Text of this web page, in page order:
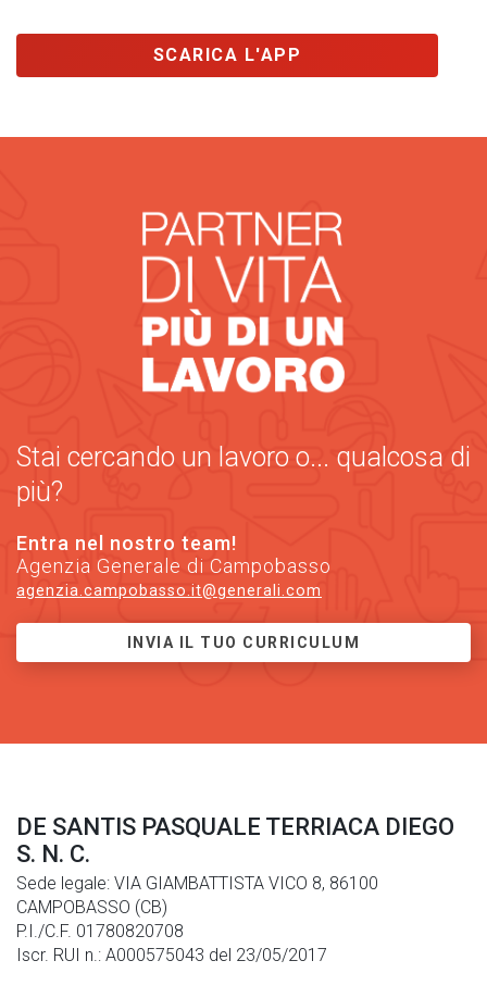
SCARICA L'APP
Stai cercando un lavoro o... qualcosa di
più?
Entra nel nostro team!
Agenzia Generale di Campobasso
agenzia.campobasso.it@generali.com
INVIA IL TUO CURRICULUM
DE SANTIS PASQUALE TERRIACA DIEGO
S. N. C.
Sede legale: VIA GIAMBATTISTA VICO 8, 86100
CAMPOBASSO (CB)
P.I./C.F. 01780820708
Iscr. RUI n.: A000575043 del 23/05/2017